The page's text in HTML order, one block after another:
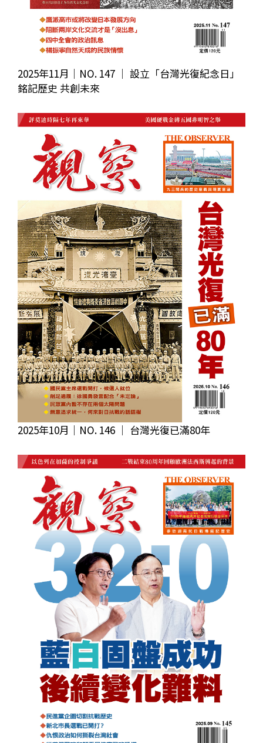
2025年11月｜NO. 147 │ 設立「台灣光復紀念日」
銘記歷史 共創未來
2025年10月｜NO. 146 │ 台灣光復已滿80年